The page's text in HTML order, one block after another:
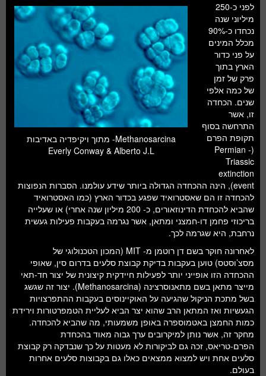
Methanosarcina- מתוך ויקיפדיה באדיבות
Everly Conway & Alberto J.L
לפני כ-250
מיליוני שנה
נכחדו כ-90%
מכלל המינים
על פני כדור
הארץ בתוך
פרק של זמן
של כמה אלפי
שנים. הכחדה
זו, אשר
התרחשה בסוף
תקופת הפרם
(Permian -
Triassic
extinction
event), הינה ההכחדה הגדולה ביותר שידע עולמנו. הסברות הנפוצות
להכחדה זו הם שאסטרואיד שפגע בכדור הארץ (כמו האסטרואיד
שהביא להכחדת הדינוזאורים, כ- 200 מיליון שנה אחרי) או שעלייה
בריכוזי פחמן דו-חמצני ומתאן, אשר נגרמה בעקבות פעילות געשית
נרחבת, היא שגרמה לכך.
לאחרונה חוקר בשם דן רוטמן מ- MIT (המכון הטכנולוגי של
מסצ’וסטס) טוען בעקבות בדיקת קבוצת סלעים בדרום סין, שאופי
ההכחדה הזו אופייני יותר לפעילות חיידקית קיצונית של יצור חד-תאי
מייצר מתאן בשם מתאנוסרצינה (Methanosarcina). יצור זה שגשג
בשל מתכת הניקול שהגיעה על האוקיינוסים בעקבות ההתפרצויות
הגעשיות ואז המתאן הרב שהוא יצר הביא לעליית הטמפרטורות וירידת
כמות החמצן באטמוספרה באופן משמעותי, מה שהביא להכחדה.
מחקר זה, אשר נותן למיקרובים ערך גבוה מאוד בהכחדת
הפרם-טריאס, זכה גם לביקורות לא מעטות על כך שנבדקה רק קבוצת
סלעים אחת ויש למצוא ממצאים כאלו גם בקבוצות סלעים אחרות
בעולם.